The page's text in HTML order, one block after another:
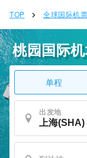
TOP 全球国际机
桃园国际
单程
出发地